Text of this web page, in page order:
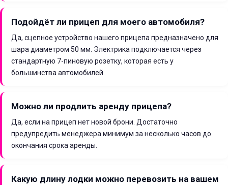
Подойдёт ли прицеп для моего автомобиля?
Да, сцепное устройство нашего прицепа предназначено для
шара диаметром 50 мм. Электрика подключается через
стандартную 7-пиновую розетку, которая есть у
большинства автомобилей.
Можно ли продлить аренду прицепа?
Да, если на прицеп нет новой брони. Достаточно
предупредить менеджера минимум за несколько часов до
окончания срока аренды.
Какую длину лодки можно перевозить на вашем